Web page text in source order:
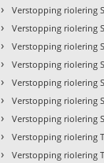
› Verstopping riolering
› Verstopping riolering
› Verstopping riolering
› Verstopping riolering
› Verstopping riolering
› Verstopping riolering
› Verstopping riolering
› Verstopping riolering
› Verstopping riolering